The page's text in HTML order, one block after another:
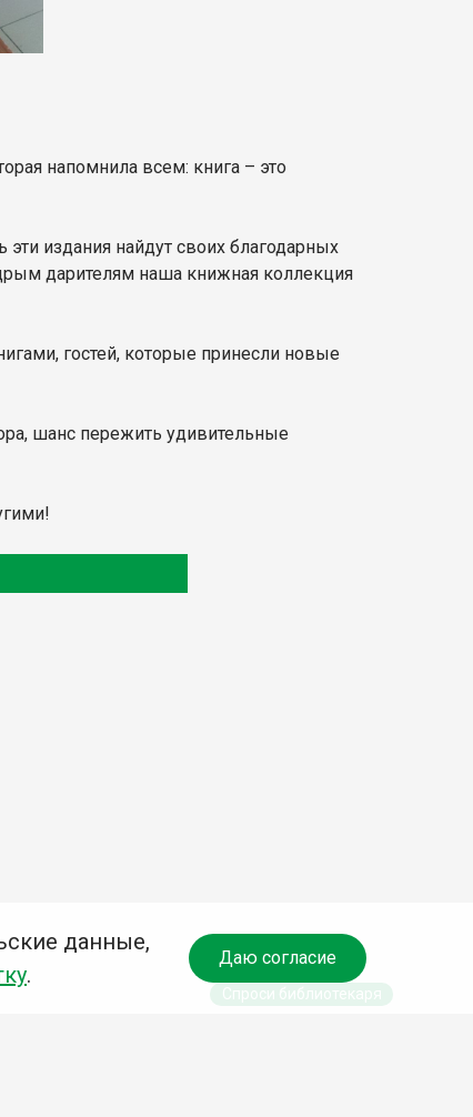
напомнила всем: книга – это
издания найдут своих благодарных
дарителям наша книжная коллекция
гостей, которые принесли новые
шанс пережить удивительные
данные,
.
Даю согласие
Спроси библиотекаря